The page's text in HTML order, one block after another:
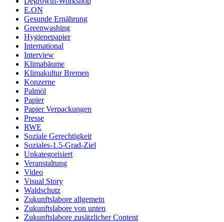
E.ON
Gesunde Ernährung
Greenwashing
Hygienepapier
International
Interview
Klimabäume
Klimakultur Bremen
Konzerne
Palmöl
Papier
Papier Verpackungen
Presse
RWE
Soziale Gerechtigkeit
Soziales-1.5-Grad-Ziel
Unkategorisiert
Veranstaltung
Video
Visual Story
Waldschutz
Zukunftslabore allgemein
Zukunftslabore von unten
Zukunftslabore zusätzlicher Content